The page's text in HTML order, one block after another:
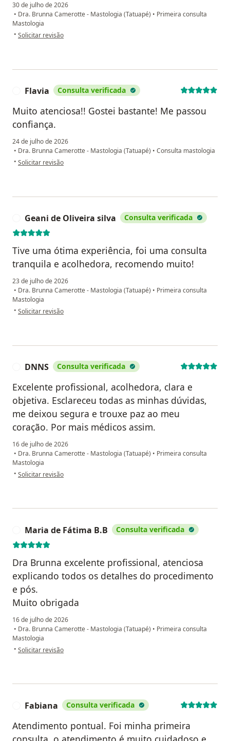
30 de julho de 2026
• Dra. Brunna Camerotte - Mastologia (Tatuapé) • Primeira consulta
Mastologia
• na opinião do utilizador VP
Solicitar revisão
Flavia Consulta verificada
Muito atenciosa!! Gostei bastante! Me passou
confiança.
24 de julho de 2026
• Dra. Brunna Camerotte - Mastologia (Tatuapé) • Consulta mastologia
• na opinião do utilizador Flavia
Solicitar revisão
Geani de Oliveira silva Consulta verificada
Tive uma ótima experiência, foi uma consulta
tranquila e acolhedora, recomendo muito!
23 de julho de 2026
• Dra. Brunna Camerotte - Mastologia (Tatuapé) • Primeira consulta
Mastologia
• na opinião do utilizador Geani de Oliveira silva
Solicitar revisão
DNNS Consulta verificada
Excelente profissional, acolhedora, clara e
objetiva. Esclareceu todas as minhas dúvidas,
me deixou segura e trouxe paz ao meu
coração. Por mais médicos assim.
16 de julho de 2026
• Dra. Brunna Camerotte - Mastologia (Tatuapé) • Primeira consulta
Mastologia
• na opinião do utilizador DNNS
Solicitar revisão
Maria de Fátima B.B Consulta verificada
Dra Brunna excelente profissional, atenciosa
explicando todos os detalhes do procedimento
e pós.
Muito obrigada
16 de julho de 2026
• Dra. Brunna Camerotte - Mastologia (Tatuapé) • Primeira consulta
Mastologia
• na opinião do utilizador Maria de Fátima B.B
Solicitar revisão
Fabiana Consulta verificada
Atendimento pontual. Foi minha primeira